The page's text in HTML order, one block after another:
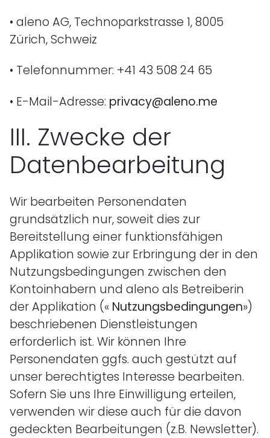
•aleno AG, Technoparkstrasse 1, 8005
Zürich, Schweiz
• Telefonnummer: +41 43 508 24 65
• E-Mail-Adresse: privacy@aleno.me
III. Zwecke der
Datenbearbeitung
Wir bearbeiten Personendaten
grundsätzlich nur, soweit dies zur
Bereitstellung einer funktionsfähigen
Applikation sowie zur Erbringung der in den
Nutzungsbedingungen zwischen den
Kontoinhabern und aleno als Betreiberin
der Applikation (« Nutzungsbedingungen»)
beschriebenen Dienstleistungen
erforderlich ist. Wir können Ihre
Personendaten ggfs. auch gestützt auf
unser berechtigtes Interesse bearbeiten.
Sofern Sie uns Ihre Einwilligung erteilen,
verwenden wir diese auch für die davon
gedeckten Bearbeitungen (z.B. Newsletter).